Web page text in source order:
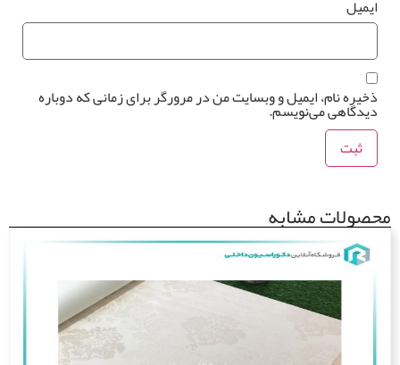
نام، ایمیل و وبسایت من در مرورگر برای زمانی که دوباره
می‌نویسم.
مشابه